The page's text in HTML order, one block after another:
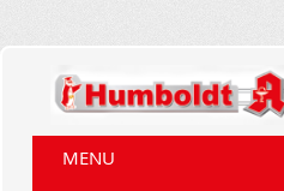
MENU